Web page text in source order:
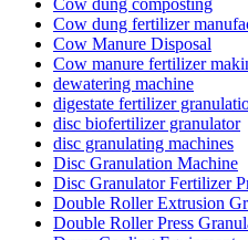
Cow dung composting
Cow dung fertilizer
Cow Manure Disposal
Cow manure fertilizer
dewatering machine
digestate fertilizer
disc biofertilizer granulator
disc granulating machines
Disc Granulation Machine
Disc Granulator Fertilizer
Double Roller Extrusion
Double Roller Press